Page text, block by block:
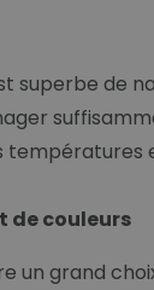
superbe de
de couleurs
un grand